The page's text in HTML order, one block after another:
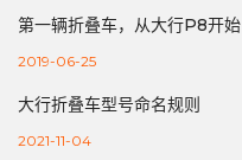
第一辆折叠车，从大行P8开始
2019-06-25
大行折叠车型号命名规则
2021-11-04